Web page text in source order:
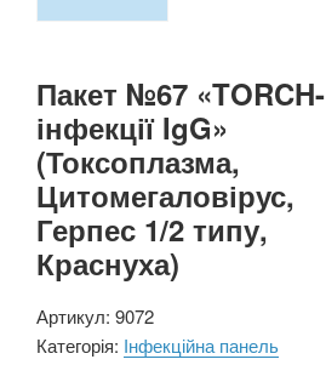
Пакет №67 «TORCH-
інфекції IgG»
(Токсоплазма,
Цитомегаловірус,
Герпес 1/2 типу,
Краснуха)
Артикул: 9072
Категорія: Інфекційна панель